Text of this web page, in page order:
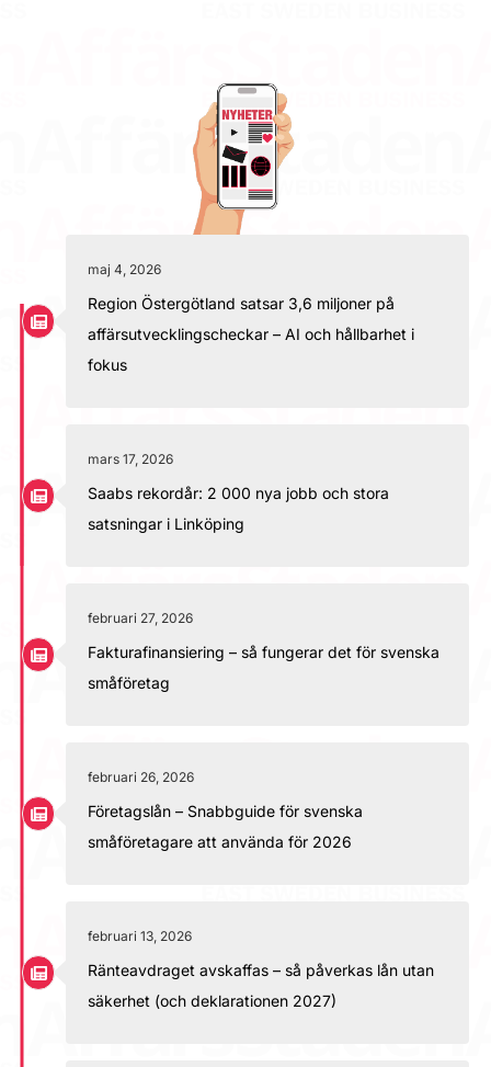
maj 4, 2026
Region Östergötland satsar 3,6 miljoner på
affärsutvecklingscheckar – AI och hållbarhet i
fokus
mars 17, 2026
Saabs rekordår: 2 000 nya jobb och stora
satsningar i Linköping
februari 27, 2026
Fakturafinansiering – så fungerar det för svenska
småföretag
februari 26, 2026
Företagslån – Snabbguide för svenska
småföretagare att använda för 2026
februari 13, 2026
Ränteavdraget avskaffas – så påverkas lån utan
säkerhet (och deklarationen 2027)